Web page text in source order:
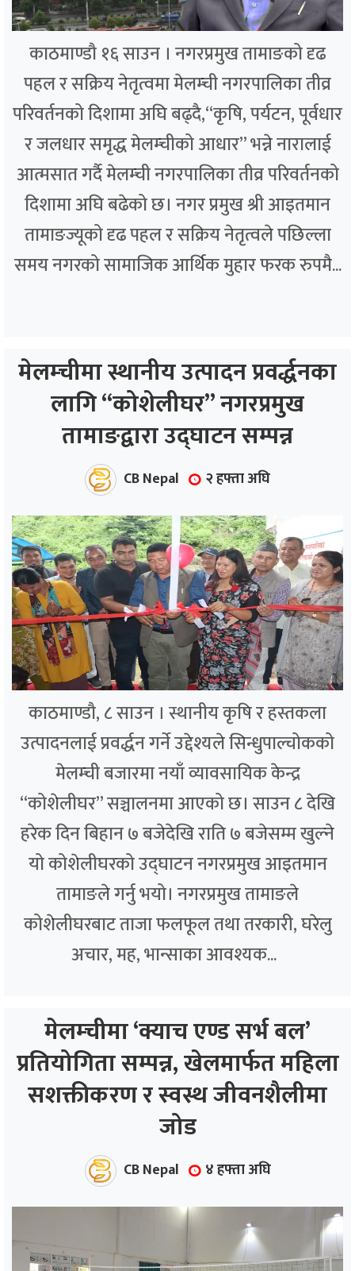
काठमाण्डौ १६ साउन । नगरप्रमुख तामाङको दृढ
पहल र सक्रिय नेतृत्वमा मेलम्ची नगरपालिका तीव्र
परिवर्तनको दिशामा अघि बढ्दै,“कृषि, पर्यटन, पूर्वधार
र जलधार समृद्ध मेलम्चीको आधार” भन्ने नारालाई
आत्मसात गर्दै मेलम्ची नगरपालिका तीव्र परिवर्तनको
दिशामा अघि बढेको छ। नगर प्रमुख श्री आइतमान
तामाङज्यूको दृढ पहल र सक्रिय नेतृत्वले पछिल्ला
समय नगरको सामाजिक आर्थिक मुहार फरक रुपमै...
मेलम्चीमा स्थानीय उत्पादन प्रवर्द्धनका
लागि “कोशेलीघर” नगरप्रमुख
तामाङद्वारा उद्घाटन सम्पन्न
CB Nepal २ हफ्ता अघि
काठमाण्डौ, ८ साउन । स्थानीय कृषि र हस्तकला
उत्पादनलाई प्रवर्द्धन गर्ने उद्देश्यले सिन्धुपाल्चोकको
मेलम्ची बजारमा नयाँ व्यावसायिक केन्द्र
“कोशेलीघर” सञ्चालनमा आएको छ। साउन ८ देखि
हरेक दिन बिहान ७ बजेदेखि राति ७ बजेसम्म खुल्ने
यो कोशेलीघरको उद्घाटन नगरप्रमुख आइतमान
तामाङले गर्नु भयो। नगरप्रमुख तामाङले
कोशेलीघरबाट ताजा फलफूल तथा तरकारी, घरेलु
अचार, मह, भान्साका आवश्यक...
मेलम्चीमा ‘क्याच एण्ड सर्भ बल’
प्रतियोगिता सम्पन्न, खेलमार्फत महिला
सशक्तीकरण र स्वस्थ जीवनशैलीमा
जोड
CB Nepal ४ हफ्ता अघि